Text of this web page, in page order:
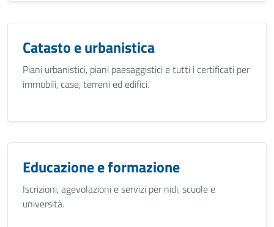
Catasto e urbanistica
Piani urbanistici, piani paesaggistici e tutti i certificati per
immobili, case, terreni ed edifici.
Educazione e formazione
Iscrizioni, agevolazioni e servizi per nidi, scuole e
università.